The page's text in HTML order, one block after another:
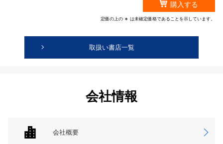
購入する
定価の上の ∗ は未確定価格であることを示しています。
取扱い書店一覧
会社情報
会社概要